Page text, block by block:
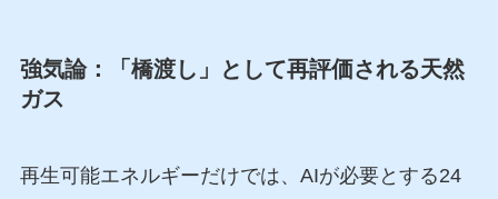
強気論：「橋渡し」として再評価される天然
ガス
再生可能エネルギーだけでは、AIが必要とする24